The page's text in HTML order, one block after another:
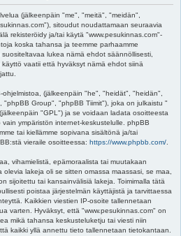
(jälkeenpäin "me", "meitä", "meidän",
sitoudut noudattamaan seuraavia
rekisteröidy ja/tai käytä "www.pesukinnas.com"-
koska tahansa ja teemme parhaamme
lukea nämä ehdot säännöllisesti,
vaatii että hyväksyt nämä ehdot siinä
(jälkeenpäin "he", "heidät", "heidän",
"phpBB Group", "phpBB Tiimit"), joka on julkaistu "
"GPL") ja se voidaan ladata osoitteesta
vain ympäristön internet-keskustelulle. phpBB
tai kiellämme sopivana sisältönä ja/tai
vieraile osoitteessa: https://www.phpbb.com/
vihamielistä, epämoraalista tai muutakaan
lakeja oli se sitten omassa maassasi, se maa,
sijoitettu tai kansainvälisiä lakeja. Toimimalla tätä
poistaa järjestelmän käyttäjistä ja tarvittaessa
Kaikkien viestien IP-osoite tallennetaan
varten. Hyväksyt, että "www.pesukinnas.com" on
mikä tahansa keskusteluketju tai viesti niin
kaikki yllä annettu tieto tallennetaan tietokantaan.